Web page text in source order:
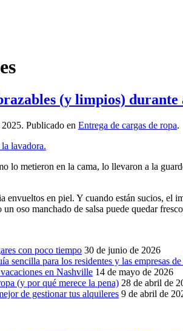
(y limpios) durante
2025. Publicado en Entrega de cargas de ropa.
lo metieron en la cama, lo llevaron a la
en piel. Y cuando están sucios,
oso manchado de salsa puede quedar
con poco tiempo 30 de junio de 2026
sencilla para los residentes y las empresas
en Nashville 14 de mayo de 2026
(y por qué merece la pena) 28 de abril de
de gestionar tus alquileres 9 de abril de